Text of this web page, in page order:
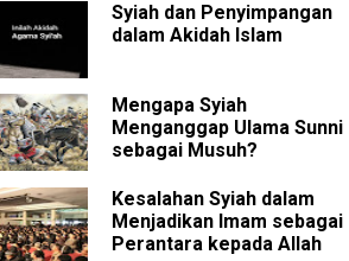
tentang Khalifah
Bakar
Akal dalam Islam
Syiah dan Penyimpangan
dalam Akidah Islam
Mengapa Syiah
Menganggap Ulama Sunni
sebagai Musuh?
Kesalahan Syiah dalam
Menjadikan Imam sebagai
Perantara kepada Allah